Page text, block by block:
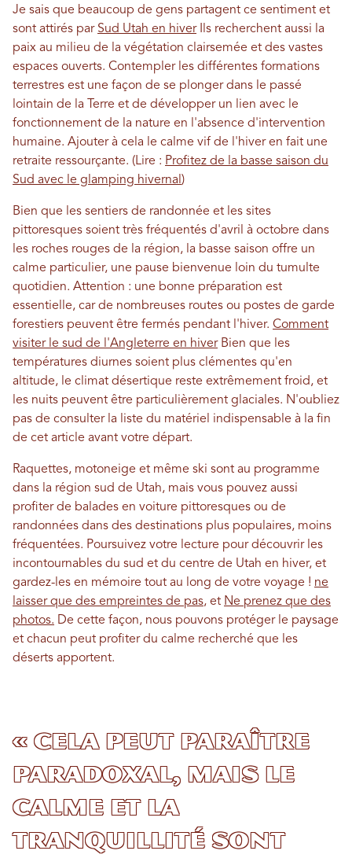
Je sais que beaucoup de gens partagent ce sentiment et
sont attirés par Sud Utah en hiverIls recherchent aussi la
paix au milieu de la végétation clairsemée et des vastes
espaces ouverts. Contempler les différentes formations
terrestres est une façon de se plonger dans le passé
lointain de la Terre et de développer un lien avec le
fonctionnement de la nature en l'absence d'intervention
humaine. Ajouter à cela le calme vif de l'hiver en fait une
retraite ressourçante. (Lire : Profitez de la basse saison du
Sud avec le glamping hivernal )
Bien que les sentiers de randonnée et les sites
pittoresques soient très fréquentés d'avril à octobre dans
les roches rouges de la région, la basse saison offre un
calme particulier, une pause bienvenue loin du tumulte
quotidien. Attention : une bonne préparation est
essentielle, car de nombreuses routes ou postes de garde
forestiers peuvent être fermés pendant l'hiver. Comment
visiter le sud de l'Angleterre en hiverBien que les
températures diurnes soient plus clémentes qu'en
altitude, le climat désertique reste extrêmement froid, et
les nuits peuvent être particulièrement glaciales. N'oubliez
pas de consulter la liste du matériel indispensable à la fin
de cet article avant votre départ.
Raquettes, motoneige et même ski sont au programme
dans la région sud de Utah, mais vous pouvez aussi
profiter de balades en voiture pittoresques ou de
randonnées dans des destinations plus populaires, moins
fréquentées. Poursuivez votre lecture pour découvrir les
incontournables du sud et du centre de Utah en hiver, et
gardez-les en mémoire tout au long de votre voyage ! ne
laisser que des empreintes de pas, et Ne prenez que des
photos. De cette façon, nous pouvons protéger le paysage
et chacun peut profiter du calme recherché que les
déserts apportent.
« Cela peut paraître
paradoxal, mais le
calme et la
tranquillité sont